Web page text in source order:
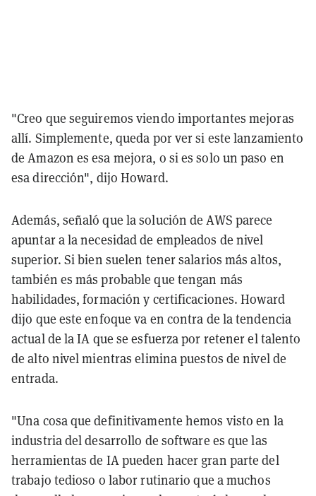
"Creo que seguiremos viendo importantes mejoras
allí. Simplemente, queda por ver si este lanzamiento
de Amazon es esa mejora, o si es solo un paso en
esa dirección", dijo Howard.
Además, señaló que la solución de AWS parece
apuntar a la necesidad de empleados de nivel
superior. Si bien suelen tener salarios más altos,
también es más probable que tengan más
habilidades, formación y certificaciones. Howard
dijo que este enfoque va en contra de la tendencia
actual de la IA que se esfuerza por retener el talento
de alto nivel mientras elimina puestos de nivel de
entrada.
"Una cosa que definitivamente hemos visto en la
industria del desarrollo de software es que las
herramientas de IA pueden hacer gran parte del
trabajo tedioso o labor rutinario que a muchos